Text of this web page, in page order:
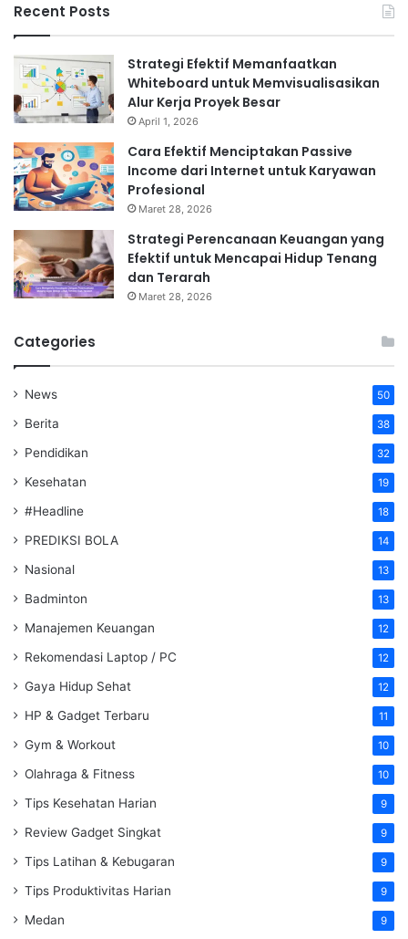
Recent Posts
Strategi Efektif Memanfaatkan
Whiteboard untuk Memvisualisasikan
Alur Kerja Proyek Besar
April 1, 2026
Cara Efektif Menciptakan Passive
Income dari Internet untuk Karyawan
Profesional
Maret 28, 2026
Strategi Perencanaan Keuangan yang
Efektif untuk Mencapai Hidup Tenang
dan Terarah
Maret 28, 2026
Categories
News 50
Berita 38
Pendidikan 32
Kesehatan 19
#Headline 18
PREDIKSI BOLA 14
Nasional 13
Badminton 13
Manajemen Keuangan 12
Rekomendasi Laptop / PC 12
Gaya Hidup Sehat 12
HP & Gadget Terbaru 11
Gym & Workout 10
Olahraga & Fitness 10
Tips Kesehatan Harian 9
Review Gadget Singkat 9
Tips Latihan & Kebugaran 9
Tips Produktivitas Harian 9
Medan 9